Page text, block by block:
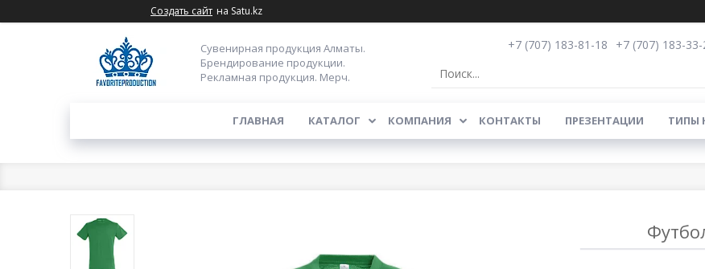
Создать сайт на Satu.kz
Сувенирная продукция Алматы.
Брендирование продукции.
Рекламная продукция. Мерч.
+7 (707) 183-81-18
+7 (707) 183-
ГЛАВНАЯ КАТАЛОГ КОМПАНИЯ КОНТАКТЫ ПРЕЗЕНТАЦИИ ТИПЫ